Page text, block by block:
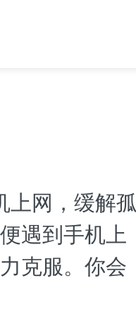
上网，缓解孤
遇到手机上
克服。你会